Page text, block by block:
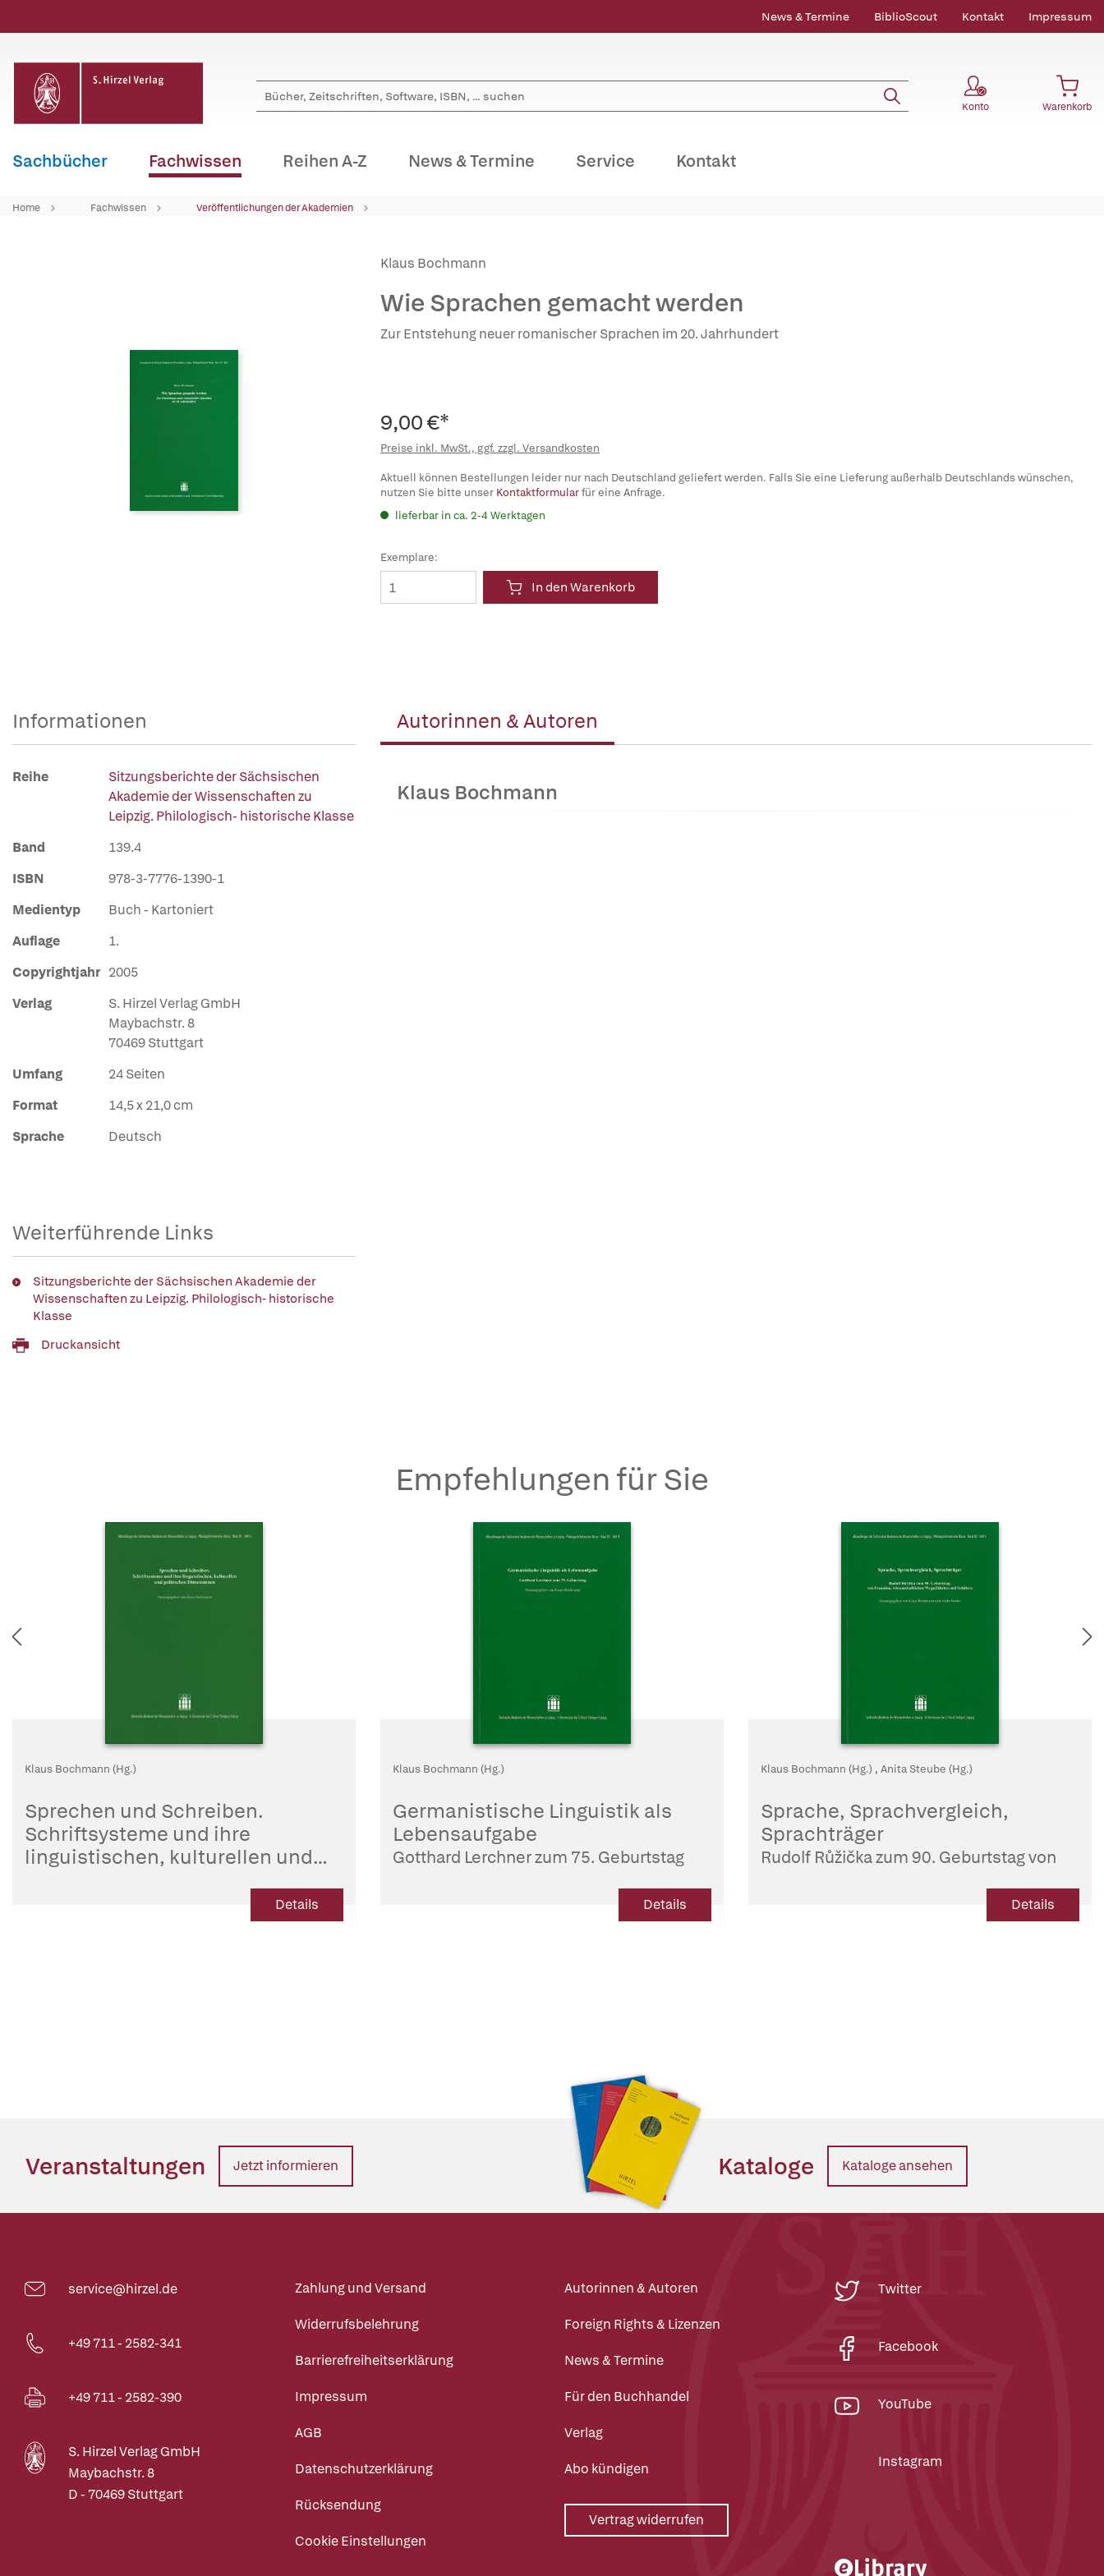
News & Termine BiblioScout Kontakt Impressum
Konto Warenkorb
Sachbücher Fachwissen Reihen A-Z News & Termine Service Kontakt
Home Fachwissen Veröffentlichungen der Akademien
Klaus Bochmann
Wie Sprachen gemacht werden
Zur Entstehung neuer romanischer Sprachen im 20. Jahrhundert
9,00 €*
Preise inkl. MwSt., ggf. zzgl. Versandkosten
Aktuell können Bestellungen leider nur nach Deutschland geliefert werden. Falls Sie eine Lieferung außerhalb Deutschlands wünschen,
nutzen Sie bitte unser Kontaktformularfür eine Anfrage.
lieferbar in ca. 2-4 Werktagen
Exemplare:
In den Warenkorb
Autorinnen & Autoren
Klaus Bochmann
Informationen
Reihe
Sitzungsberichte der Sächsischen
Akademie der Wissenschaften zu
Leipzig. Philologisch- historische Klasse
Band
139.4
ISBN
978-3-7776-1390-1
Medientyp
Buch - Kartoniert
Auflage
1.
Copyrightjahr 2005
Verlag
S. Hirzel Verlag GmbH
Maybachstr. 8
70469 Stuttgart
Umfang
24 Seiten
Format
14,5 x 21,0 cm
Sprache
Deutsch
Weiterführende Links
Sitzungsberichte der Sächsischen Akademie der
Wissenschaften zu Leipzig. Philologisch- historische
Klasse
Druckansicht
Empfehlungen für Sie
Klaus Bochmann (Hg.)
Sprechen und Schreiben.
Schriftsysteme und ihre
linguistischen, kulturellen und
Details
Klaus Bochmann (Hg.)
Germanistische Linguistik als
Lebensaufgabe
Gotthard Lerchner zum 75. Geburtstag
Details
Klaus Bochmann (Hg.) , Anita Steube (Hg.)
Sprache, Sprachvergleich,
Sprachträger
Rudolf Růžička zum 90. Geburtstag von
Details
Veranstaltungen Jetzt informieren Kataloge Kataloge ansehen
service@hirzel.de
+49 711 - 2582-341
+49 711 - 2582-390
S. Hirzel Verlag GmbH
Maybachstr. 8
D - 70469 Stuttgart
Zahlung und Versand
Widerrufsbelehrung
Barrierefreiheitserklärung
Impressum
AGB
Datenschutzerklärung
Rücksendung
Cookie Einstellungen
Autorinnen & Autoren
Foreign Rights & Lizenzen
News & Termine
Für den Buchhandel
Verlag
Abo kündigen
Vertrag widerrufen
Twitter
Facebook
YouTube
Instagram